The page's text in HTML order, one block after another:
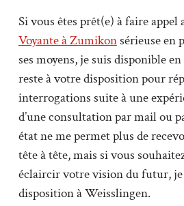
Si vous êtes prêt(e) à faire appel
Voyante à Zumikonsérieuse en
ses moyens, je suis disponible
reste à votre disposition pour
interrogations suite à une
d’une consultation par mail ou
état ne me permet plus de
tête à tête, mais si vous
éclaircir votre vision du futur, je
disposition à Weisslingen.